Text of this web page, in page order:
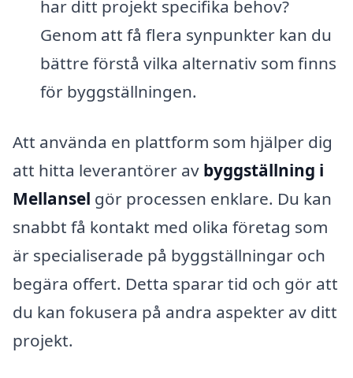
har ditt projekt specifika behov?
Genom att få flera synpunkter kan du
bättre förstå vilka alternativ som finns
för byggställningen.
Att använda en plattform som hjälper dig
att hitta leverantörer av byggställning i
Mellansel gör processen enklare. Du kan
snabbt få kontakt med olika företag som
är specialiserade på byggställningar och
begära offert. Detta sparar tid och gör att
du kan fokusera på andra aspekter av ditt
projekt.